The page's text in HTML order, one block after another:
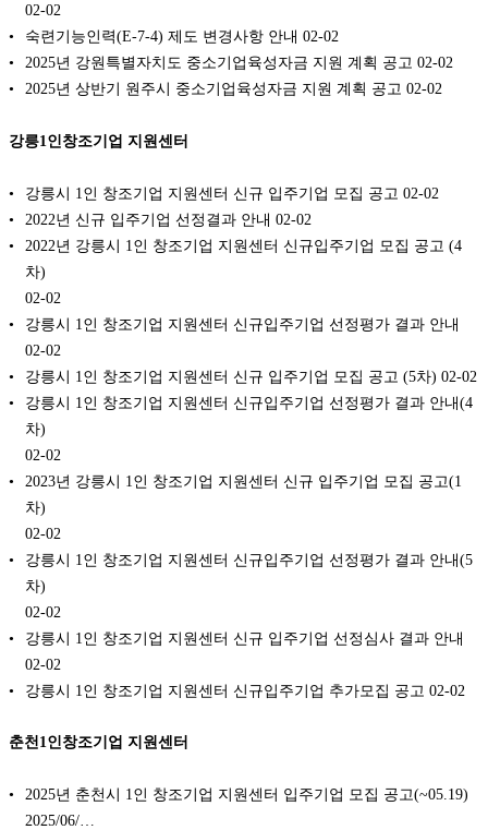
02-02
숙련기능인력(E-7-4) 제도 변경사항 안내 02-02
2025년 강원특별자치도 중소기업육성자금 지원 계획 공고 02-02
2025년 상반기 원주시 중소기업육성자금 지원 계획 공고 02-02
강릉1인창조기업 지원센터
강릉시 1인 창조기업 지원센터 신규 입주기업 모집 공고 02-02
2022년 신규 입주기업 선정결과 안내 02-02
2022년 강릉시 1인 창조기업 지원센터 신규입주기업 모집 공고 (4
차)
02-02
강릉시 1인 창조기업 지원센터 신규입주기업 선정평가 결과 안내
02-02
강릉시 1인 창조기업 지원센터 신규 입주기업 모집 공고 (5차) 02-02
강릉시 1인 창조기업 지원센터 신규입주기업 선정평가 결과 안내(4
차)
02-02
2023년 강릉시 1인 창조기업 지원센터 신규 입주기업 모집 공고(1
차)
02-02
강릉시 1인 창조기업 지원센터 신규입주기업 선정평가 결과 안내(5
차)
02-02
강릉시 1인 창조기업 지원센터 신규 입주기업 선정심사 결과 안내
02-02
강릉시 1인 창조기업 지원센터 신규입주기업 추가모집 공고 02-02
춘천1인창조기업 지원센터
2025년 춘천시 1인 창조기업 지원센터 입주기업 모집 공고(~05.19)
2025/06/…